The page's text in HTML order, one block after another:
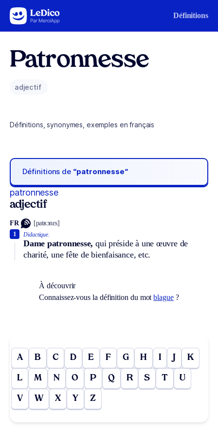
Aller au contenu Définitions
Patronnesse
adjectif
Définitions, synonymes, exemples en français
Définitions de “patronnesse“
patronnesse
adjectif
FR [patʀɔnɛs]
Didactique.
Dame patronnesse, qui préside à une œuvre de
charité, une fête de bienfaisance, etc.
1
À découvrir
Connaissez-vous la définition du motblague?
A B C D E F G H I J K
L M N O P Q R S T U
V W X Y Z